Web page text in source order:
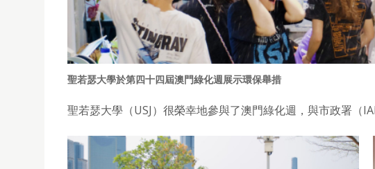
聖若瑟大學於第四十四屆澳門綠化週展示環保舉措
聖若瑟大學（USJ）很榮幸地參與了澳門綠化週，與市政署（